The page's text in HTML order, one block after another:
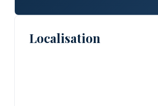
Localisation